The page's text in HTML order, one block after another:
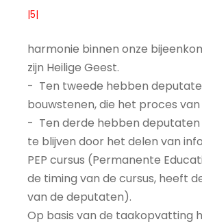
|5|
harmonie binnen onze
zijn Heilige Geest.
- Ten tweede hebben
bouwstenen, die het proces
- Ten derde hebben
te blijven door het delen van
PEP cursus (Permanente
de timing van de cursus, heeft
van de deputaten).
Op basis van de taakopvatting